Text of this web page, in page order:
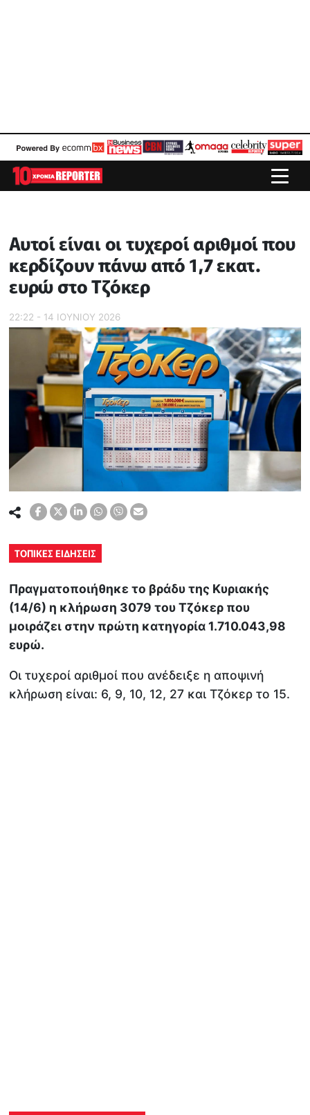
Αυτοί είναι οι τυχεροί αριθμοί που
κερδίζουν πάνω από 1,7 εκατ.
ευρώ στο Τζόκερ
22:22 - 14 ΙΟΥΝΙΟΥ 2026
ΤΟΠΙΚΕΣ ΕΙΔΗΣΕΙΣ
Πραγματοποιήθηκε το βράδυ της Κυριακής
(14/6) η κλήρωση 3079 του Τζόκερ που
μοιράζει στην πρώτη κατηγορία 1.710.043,98
ευρώ.
Οι τυχεροί αριθμοί που ανέδειξε η αποψινή
κλήρωση είναι: 6, 9, 10, 12, 27 και Τζόκερ το 15.